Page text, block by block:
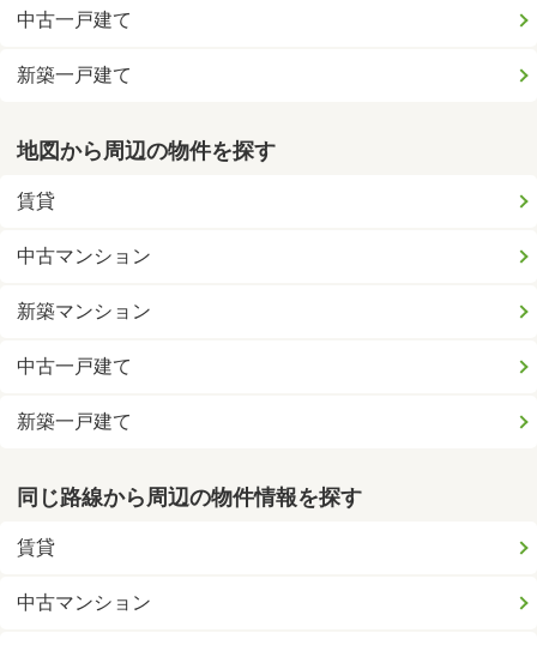
中古一戸建て
新築一戸建て
地図から周辺の物件を探す
賃貸
中古マンション
新築マンション
中古一戸建て
新築一戸建て
同じ路線から周辺の物件情報を探す
賃貸
中古マンション